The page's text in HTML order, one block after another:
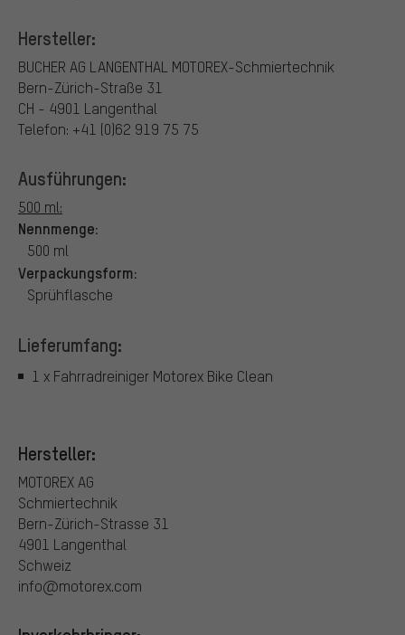
Hersteller:
BUCHER AG LANGENTHAL MOTOREX-Schmiertechnik
Bern-Zürich-Straße 31
CH - 4901 Langenthal
Telefon: +41 (0)62 919 75 75
Ausführungen:
500 ml:
Nennmenge:
500 ml
Verpackungsform:
Sprühflasche
Lieferumfang:
1 x Fahrradreiniger Motorex Bike Clean
Hersteller:
MOTOREX AG
Schmiertechnik
Bern-Zürich-Strasse 31
4901 Langenthal
Schweiz
info@motorex.com